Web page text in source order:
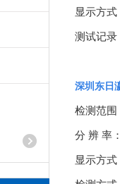
显示方
测试记录
深圳东日
检测范围
分 辨 率
显示方